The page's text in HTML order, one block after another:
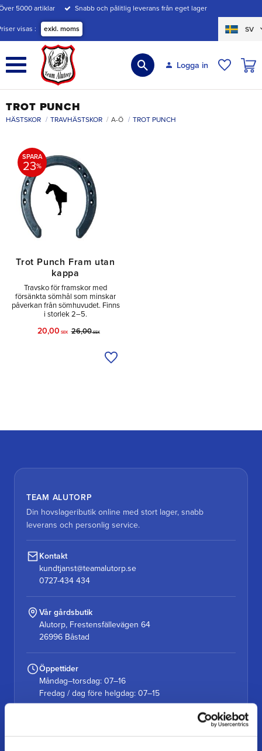
Meny
5000 artiklar Snabb och pålitlig leverans från eget lager
visas exkl. moms SV
Logga in
TROT PUNCH
HÄSTSKOR TRAVHÄSTSKOR A-Ö TROT PUNCH
Trot Punch Fram utan
kappa
Travsko för framskor med
försänkta sömhål som minskar
påverkan från sömhuvudet. Finns
i storlek 2–5.
20,00 SEK 26,00SEK
SPARA
23%
Lägg till i önskelista
TEAM ALUTORP
Din hovslageributik online med stort lager, snabb
leverans och personlig service.
Kontakt
kundtjanst@teamalutorp.se
0727-434 434
Vår gårdsbutik
Alutorp, Frestensfällevägen 64
26996 Båstad
Öppettider
Måndag–torsdag: 07–16
Fredag / dag före helgdag: 07–15